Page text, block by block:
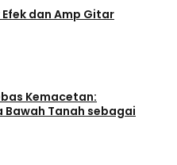
dan Amp Gitar
Kemacetan:
Bawah Tanah sebagai